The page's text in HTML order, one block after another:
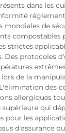
dans les
mondiales de
compostables
strictes
Des protocoles
de la
des
allergiques
qui
pour les
d'assurance